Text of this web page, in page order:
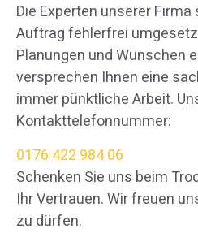
Die Experten unserer
Auftrag fehlerfrei
Planungen und Wünschen
versprechen Ihnen eine
immer pünktliche Arbeit.
Kontakttelefonnummer:
0176 422 984 06
Schenken Sie uns beim
Ihr Vertrauen. Wir freuen
zu dürfen.